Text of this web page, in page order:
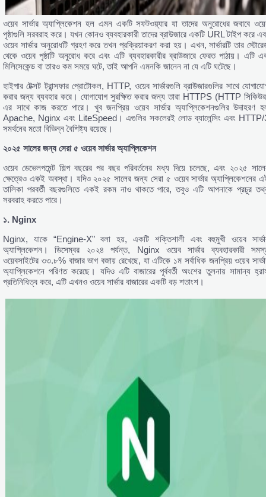
ওয়েব সার্ভার অ্যাপ্লিকেশন হল এমন একটি সফটওয়্যার যা তাদের অনুরোধের জবাবে
পৃষ্ঠাগুলি সরবরাহ করে। যখন কোনও ব্যবহারকারী তাদের ব্রাউজারে একটি URL টাইপ করে
ওয়েব সার্ভার অনুরোধটি গ্রহণ করে তখন প্রক্রিয়াকরণ করা হয়। এখন, সার্ভারটি তার
থেকে ওয়েব পৃষ্ঠাটি অনুরোধ করে এবং এটি ব্যবহারকারীর ব্রাউজারে ফেরত পাঠায়। এটি
মিলিসেকেন্ড বা তারও কম সময়ে ঘটে, তাই আপনি এমনকি জানেন না যে এটি ঘটেছে।
হাইপার টেক্সট ট্রান্সফার প্রোটোকল, HTTP, ওয়েব সার্ভারগুলি ব্রাউজারগুলির সাথে
করার জন্য ব্যবহার করে। যোগাযোগ সুরক্ষিত করার জন্য তারা HTTPS (HTTP
এর সাথে কাজ করতে পারে। খুব জনপ্রিয় ওয়েব সার্ভার অ্যাপ্লিকেশনগুলির উদাহরণ
Apache, Nginx এবং LiteSpeed। এগুলির সকলেরই লোড ব্যালেন্সিং এবং
সমর্থনের মতো বিভিন্ন বৈশিষ্ট্য রয়েছে।
২০২৫ সালেরজন্য সেরা৫ ওয়েবসার্ভারঅ্যাপ্লিকেশন
ওয়েব ডেভেলপমেন্ট শিল্প বছরের পর বছর পরিবর্তনের মধ্য দিয়ে চলেছে, এবং ২০২৫
ক্ষেত্রেও একই অবস্থা। যদিও ২০২৫ সালের জন্য সেরা ৫ ওয়েব সার্ভার অ্যাপ্লিকেশনের
তালিকা পরবর্তী বছরগুলিতে একই রকম নাও থাকতে পারে, তবুও এটি আপনাকে প্রচুর
সরবরাহ করতে পারে।
১. Nginx
Nginx, যাকে “Engine-X” বলা হয়, একটি শক্তিশালী এবং বহুমুখী ওয়েব
অ্যাপ্লিকেশন। ডিসেম্বর ২০২৪ পর্যন্ত, Nginx ওয়েব সার্ভার ব্যবহারকারী
ওয়েবসাইটের ৩৩.৮% বাজার ভাগ বজায় রেখেছে, যা এটিকে ১ম সর্বাধিক জনপ্রিয় ওয়েব
অ্যাপ্লিকেশনে পরিণত করেছে। যদিও এটি বাজারের পূর্ববর্তী অংশের তুলনায় সামান্য
প্রতিনিধিত্ব করে, এটি এখনও ওয়েব সার্ভার বাজারের একটি বড় শতাংশ।